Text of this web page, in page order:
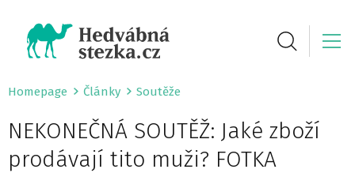
Homepage Články Soutěže
NEKONEČNÁ SOUTĚŽ: Jaké zboží
prodávají tito muži? FOTKA